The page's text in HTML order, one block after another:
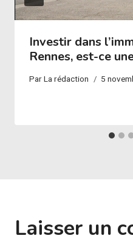
Investir dans
Rennes, est-ce
ParLa rédaction 5
Laisser un